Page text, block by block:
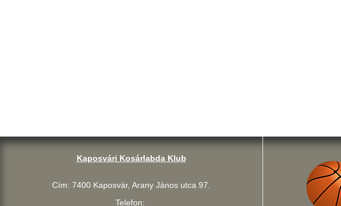
Kaposvári Kosárlabda Klub
Cím: 7400 Kaposvár, Arany János utca 97.
Telefon: